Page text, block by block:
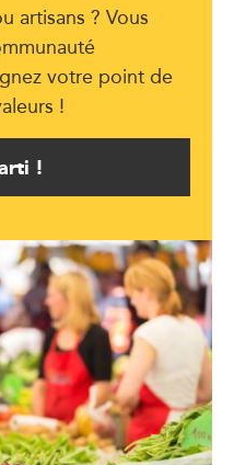
artisans ? Vous
votre point de
!
!